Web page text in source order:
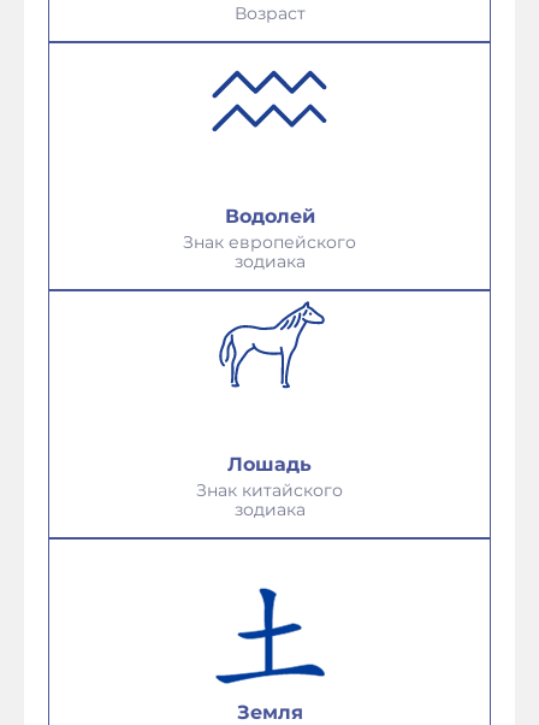
Возраст
Водолей
Знак европейского
зодиака
Лошадь
Знак китайского
зодиака
Земля